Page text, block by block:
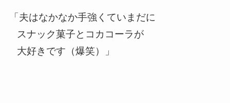
「夫はなかなか手強くていまだに
スナック菓子とコカコーラが
大好きです（爆笑）」